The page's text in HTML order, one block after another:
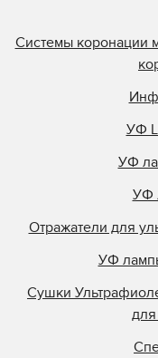
Системы коронации
УФ
УФ
УФ
Отражатели для
УФ
Сушки